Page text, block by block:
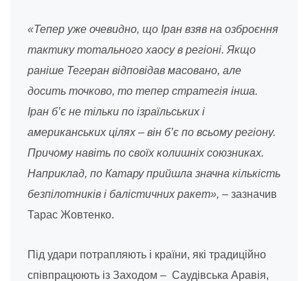
«Тепер уже очевидно, що Іран взяв на озброєння
тактику тотального хаосу в регіоні. Якщо
раніше Тегеран відповідав масовано, але
досить точково, то тепер стратегія інша.
Іран б’є не тільки по ізраїльських і
американських цілях – він б’є по всьому регіону.
Причому навіть по своїх колишніх союзниках.
Наприклад, по Катару прийшла значна кількість
безпілотників і балістичних ракет», – зазначив
Тарас Жовтенко.
Під удари потрапляють і країни, які традиційно
співпрацюють із Заходом – Саудівська Аравія,